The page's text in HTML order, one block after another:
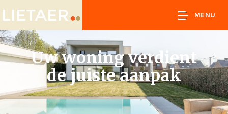
MENU
Uw woning verdient
de juiste aanpak